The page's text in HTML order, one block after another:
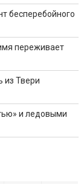
бесперебойного
переживает
из Твери
и ледовыми